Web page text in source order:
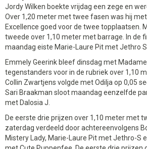
Jordy Wilken boekte vrijdag een zege en
Over 1,20 meter met twee fasen was hij
Excellence goed voor de twee topplaatsen.
tweede over 1,10 meter met barrage. In de
maandag eiste Marie-Laure Pit met Jethro
Emmely Geerink bleef dinsdag met
tegenstanders voor in de rubriek over 1,10
Collin Zwartjens volgde met Odilja op 0,05
Sari Braakman sloot maandag eenzelfde
met Dalosia J.
De eerste drie prijzen over 1,10 meter met
zaterdag verdeeld door achtereenvolgens
Mistery Lady, Marie-Laure Pit met Jethro-S